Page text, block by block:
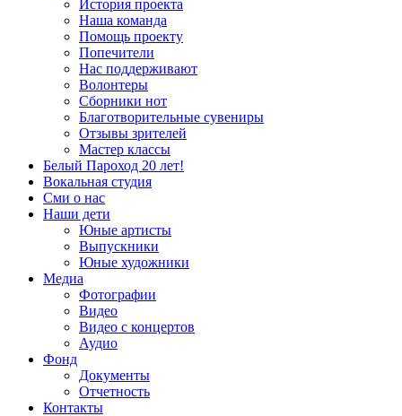
История проекта
Наша команда
Помощь проекту
Попечители
Нас поддерживают
Волонтеры
Сборники нот
Благотворительные сувениры
Отзывы зрителей
Мастер классы
Белый Пароход 20 лет!
Вокальная студия
Сми о нас
Наши дети
Юные артисты
Выпускники
Юные художники
Медиа
Фотографии
Видео
Видео с концертов
Аудио
Фонд
Документы
Отчетность
Контакты